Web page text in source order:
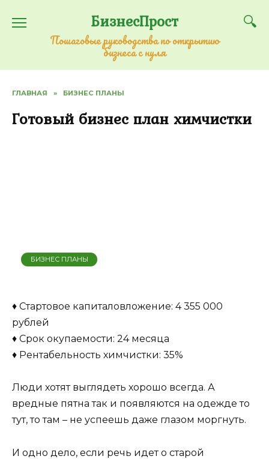
содержанию
БизнесПрост
Пошаговые руководства по открытию
бизнеса с нуля
ГЛАВНАЯ » БИЗНЕС ПЛАНЫ
Готовый бизнес план химчистки
БИЗНЕС ПЛАНЫ
♦ Стартовое капиталовложение: 4 355 000
рублей
♦ Срок окупаемости: 24 месяца
♦ Рентабельность химчистки: 35%
Люди хотят выглядеть хорошо всегда. А
вредные пятна так и появляются на одежде то
тут, то там – не успеешь даже глазом моргнуть.
И одно дело, если речь идет о старой